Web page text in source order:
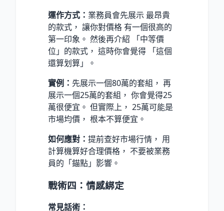
運作方式： 業務員會先展示 最昂貴
的款式， 讓你對價格 有一個很高的
第一印象。 然後再介紹 「中等價
位」的款式， 這時你會覺得 「這個
還算划算」。
實例： 先展示一個80萬的套組， 再
展示一個25萬的套組， 你會覺得25
萬很便宜。 但實際上， 25萬可能是
市場均價， 根本不算便宜。
如何應對： 提前查好市場行情， 用
計算機算好合理價格， 不要被業務
員的「錨點」影響。
戰術四：情感綁定
常見話術：